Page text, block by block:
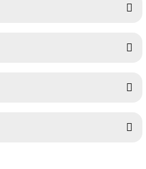
öneri formunu kullanarak